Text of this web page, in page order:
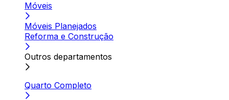
Móveis
Móveis Planejados
Reforma e Construção
Outros departamentos
Quarto Completo